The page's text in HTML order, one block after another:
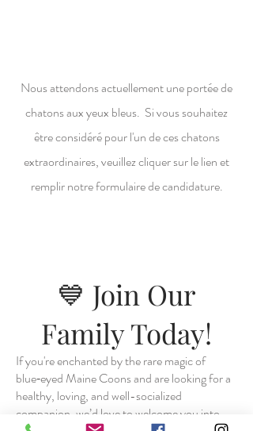
Nous attendons actuellement une portée de
chatons aux yeux bleus. Si vous souhaitez
être considéré pour l'un de ces chatons
extraordinaires, veuillez cliquer sur le lien et
remplir notre formulaire de candidature.
💙 Join Our
Family Today!
If you're enchanted by the rare magic of
blue‑eyed Maine Coons and are looking for a
healthy, loving, and well-socialized
companion, we’d love to welcome you into